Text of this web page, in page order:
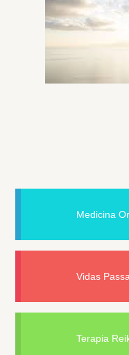
Medicina
Vidas
Terapia